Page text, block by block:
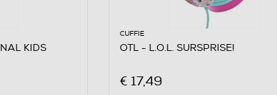
KIDS
CUFFIE
OTL - L.O.L. SURSPRISE!
€ 17,49